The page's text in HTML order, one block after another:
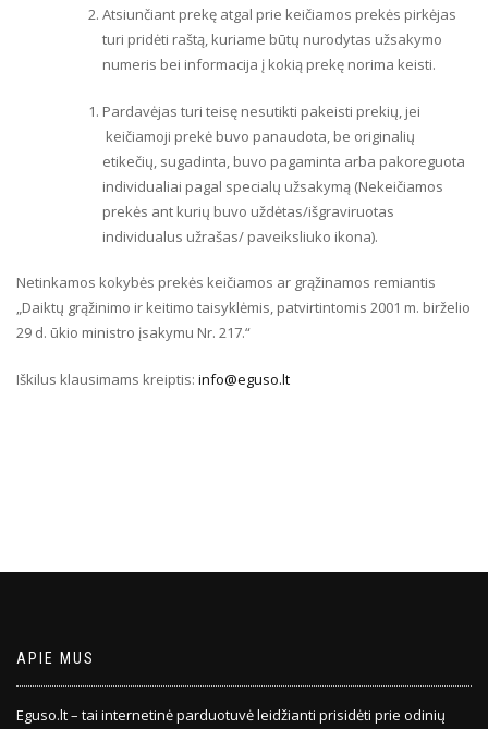
Atsiunčiant prekę atgal prie keičiamos prekės pirkėjas
turi pridėti raštą, kuriame būtų nurodytas užsakymo
numeris bei informacija į kokią prekę norima keisti.
Pardavėjas turi teisę nesutikti pakeisti prekių, jei
keičiamoji prekė buvo panaudota, be originalių
etikečių, sugadinta, buvo pagaminta arba pakoreguota
individualiai pagal specialų užsakymą (Nekeičiamos
prekės ant kurių buvo uždėtas/išgraviruotas
individualus užrašas/ paveiksliuko ikona).
Netinkamos kokybės prekės keičiamos ar grąžinamos remiantis
„Daiktų grąžinimo ir keitimo taisyklėmis, patvirtintomis 2001 m. birželio
29 d. ūkio ministro įsakymu Nr. 217.“
Iškilus klausimams kreiptis: info@eguso.lt
APIE MUS
Eguso.lt – tai internetinė parduotuvė leidžianti prisidėti prie odinių